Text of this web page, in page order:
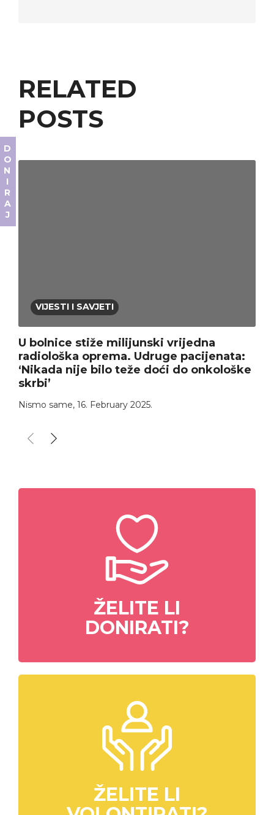
RELATED
POSTS
VIJESTI I SAVJETI
U bolnice stiže milijunski vrijedna
radiološka oprema. Udruge pacijenata:
‘Nikada nije bilo teže doći do onkološke
skrbi’
Nismo same, 16. February 2025.
ŽELITE LI
DONIRATI?
ŽELITE LI
DONIRAJ